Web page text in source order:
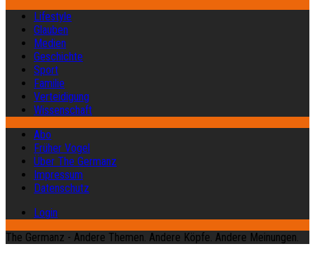
Lifestyle
Glauben
Medien
Geschichte
Sport
Familie
Verteidigung
Wissenschaft
Abo
Früher Vogel
Über The Germanz
Impressum
Datenschutz
Login
The Germanz - Andere Themen. Andere Köpfe. Andere Meinungen.